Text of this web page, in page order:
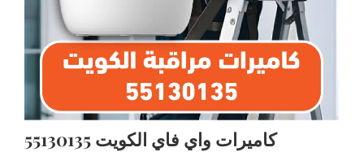
كاميرات واي فاي الكويت 55130135